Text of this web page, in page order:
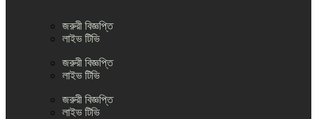
জরুরী বিজ্ঞপ্তি
লাইভ টিভি
জরুরী বিজ্ঞপ্তি
লাইভ টিভি
জরুরী বিজ্ঞপ্তি
লাইভ টিভি